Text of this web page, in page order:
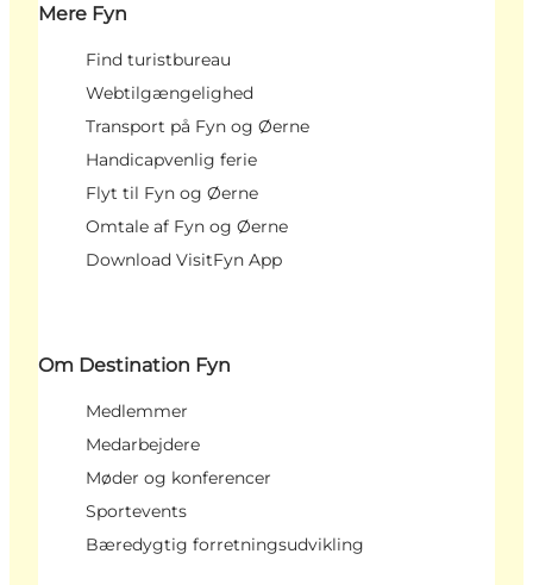
Mere Fyn
Find turistbureau
Webtilgængelighed
Transport på Fyn og Øerne
Handicapvenlig ferie
Flyt til Fyn og Øerne
Omtale af Fyn og Øerne
Download VisitFyn App
Om Destination Fyn
Medlemmer
Medarbejdere
Møder og konferencer
Sportevents
Bæredygtig forretningsudvikling